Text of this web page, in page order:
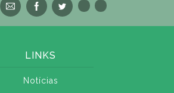
LINKS
Notícias